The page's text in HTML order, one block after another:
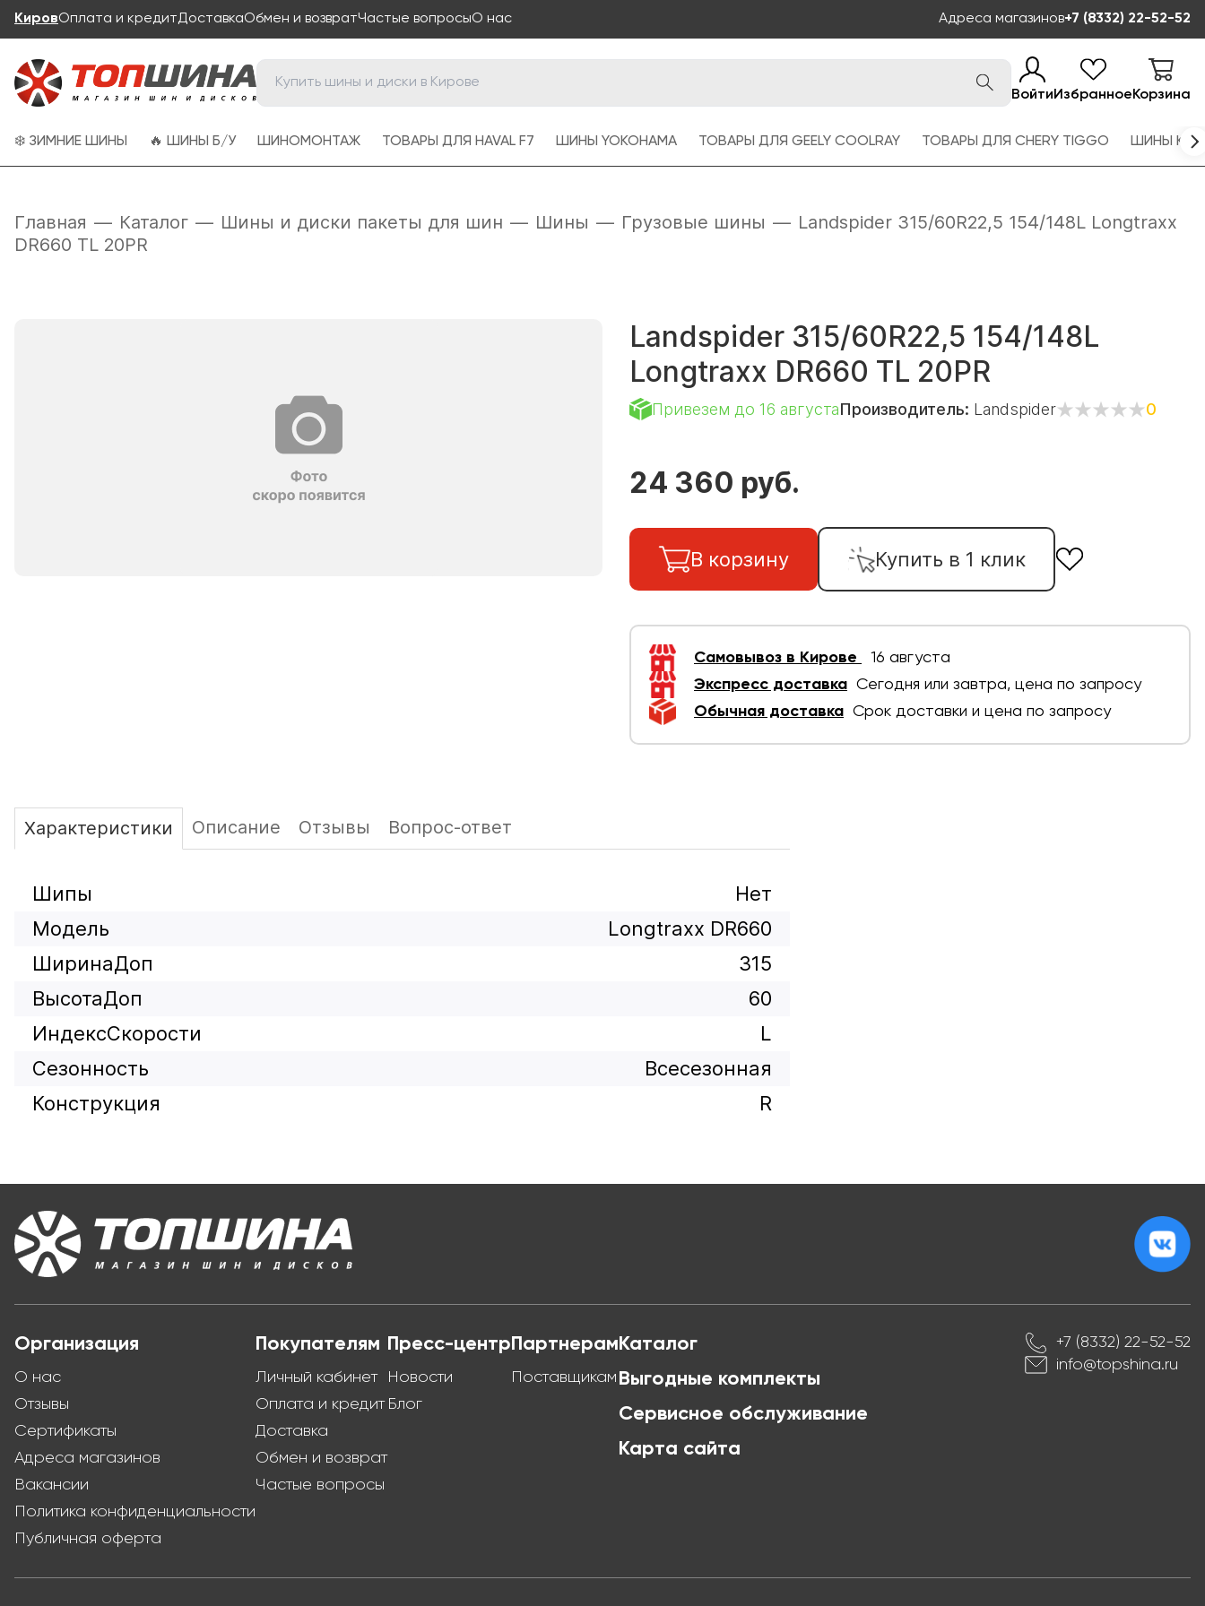
КировОплата и кредитДоставкаОбмен и возвратЧастые вопросыО нас Адреса магазинов+7 (8332) 22-52-52
ВойтиИзбранноеКорзина
❄️ ЗИМНИЕ ШИНЫ 🔥 ШИНЫ Б/У ШИНОМОНТАЖ ТОВАРЫ ДЛЯ HAVAL F7 ШИНЫ YOKOHAMA ТОВАРЫ ДЛЯ GEELY COOLRAY ТОВАРЫ ДЛЯ CHERY TIGGO ШИНЫ
Главная — Каталог — Шины и диски пакеты для шин — Шины — Грузовые шины — Landspider 315/60R22,5 154/148L Longtraxx
DR660 TL 20PR
Landspider 315/60R22,5 154/148L
Longtraxx DR660 TL 20PR
Привезем до 16 августаПроизводитель: Landspider 0
24 360 руб.
В корзину Купить в 1 клик
Самовывоз в Кирове
16 августа
Экспресс доставка Сегодня или завтра, цена по запросу
Обычная доставка Срок доставки и цена по запросу
Характеристики Описание Отзывы Вопрос-ответ
Шипы
Нет
Модель
Longtraxx DR660
ШиринаДоп
315
ВысотаДоп
60
ИндексСкорости
L
Сезонность
Всесезонная
Конструкция
R
Организация
О нас
Отзывы
Сертификаты
Адреса магазинов
Вакансии
Политика конфиденциальности
Публичная оферта
Покупателям
Личный кабинет
Оплата и кредит
Доставка
Обмен и возврат
Частые вопросы
Пресс-центр
Новости
Блог
Партнерам
Поставщикам
Каталог
Выгодные комплекты
Сервисное обслуживание
Карта сайта
+7 (8332) 22-52-52
info@topshina.ru